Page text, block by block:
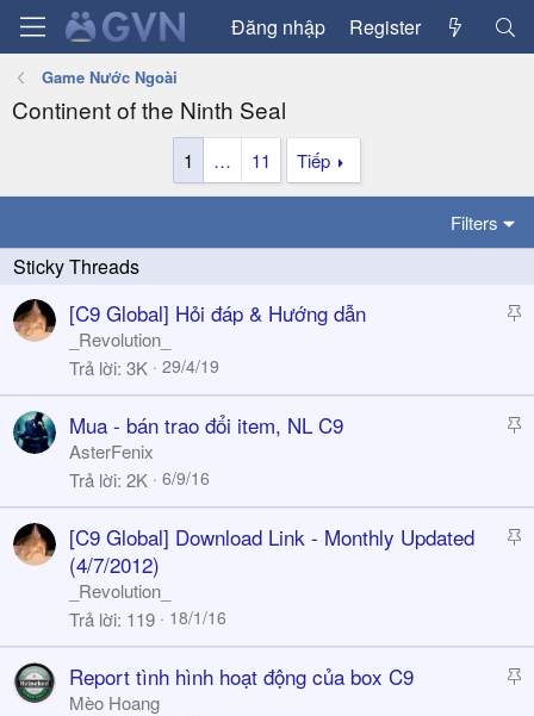
Đăng nhập Register
Game Nước Ngoài
Continent of the Ninth Seal
1 … 11 Tiếp
Filters
S
c
k
[C9 Global] Hỏi đáp & Hướng dẫn
_Revolution_
Trả lời 3K 29/4/19
S
c
k
Mua - bán trao đổi item, NL C9
AsterFenix
Trả lời 2K 6/9/16
S
k
y
[C9 Global] Download Link - Monthly Updated
(4/7/2012)
_Revolution_
Trả lời 119 18/1/16
S
Report tình hình hoạt động của box C9
Mèo Hoang